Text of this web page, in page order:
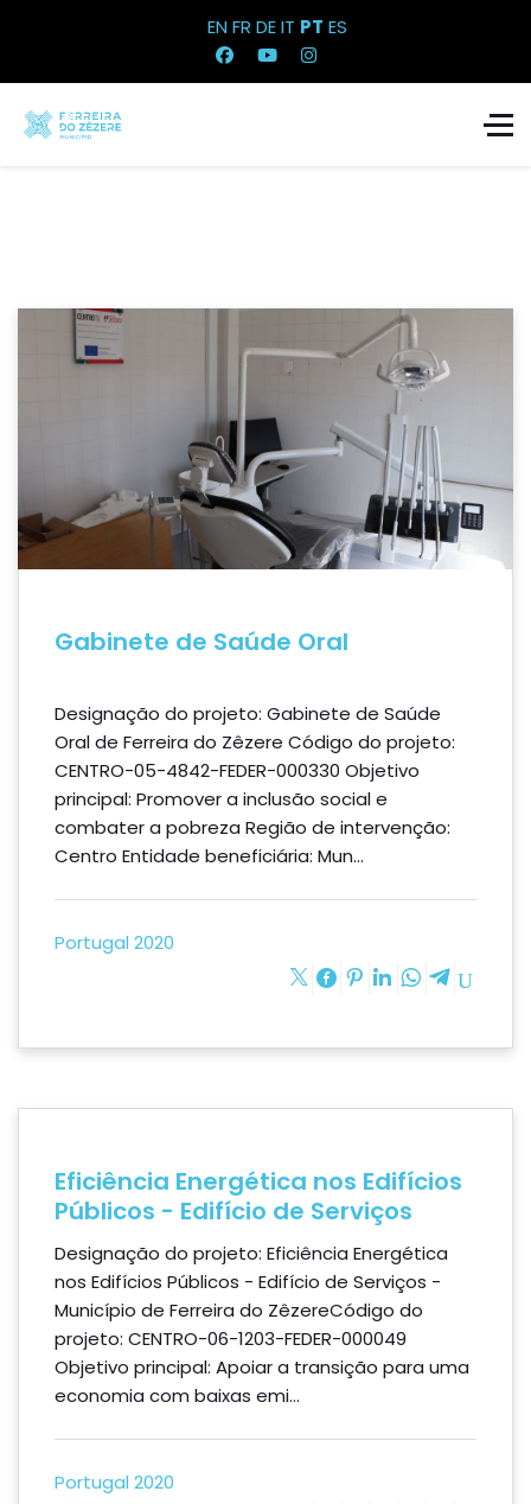
EN FR DEIT PT ES
Gabinete de Saúde Oral
Designação do projeto: Gabinete de Saúde
Oral de Ferreira do Zêzere Código do projeto:
CENTRO-05-4842-FEDER-000330 Objetivo
principal: Promover a inclusão social e
combater a pobreza Região de intervenção:
Centro Entidade beneficiária: Mun...
Portugal 2020
Eficiência Energética nos Edifícios
Públicos - Edifício de Serviços
Designação do projeto: Eficiência Energética
nos Edifícios Públicos - Edifício de Serviços -
Município de Ferreira do ZêzereCódigo do
projeto: CENTRO-06-1203-FEDER-000049
Objetivo principal: Apoiar a transição para uma
economia com baixas emi...
Portugal 2020